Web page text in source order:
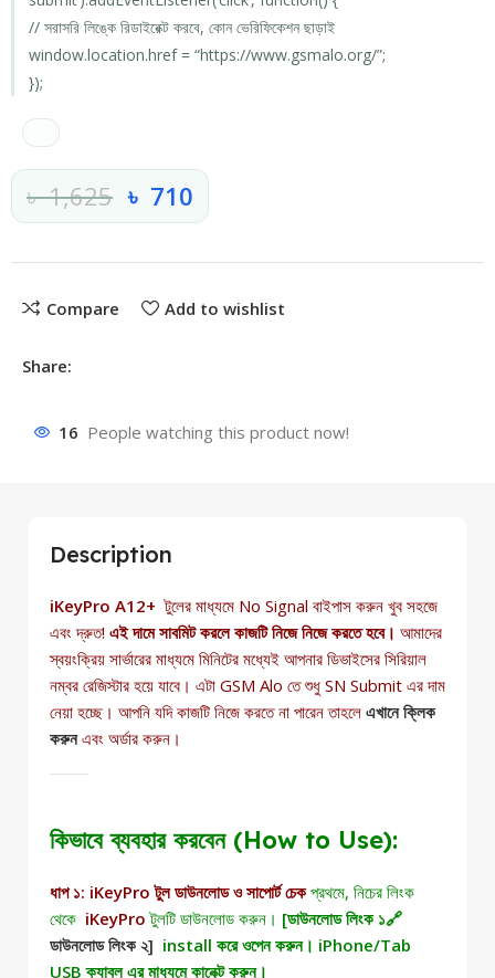
// সরাসরি লিঙ্কে রিডাইরেক্ট করবে, কোন ভেরিফিকেশন ছাড়াই
window.location.href = “https://www.gsmalo.org/”;
});
৳1,625 ৳ 710
Compare Add to wishlist
Share:
16 People watching this product now!
Description
iKeyPro A12+ টুলের মাধ্যমে No Signal বাইপাস করুন খুব সহজে
এবং দ্রুত! এই দামে সাবমিট করলে কাজটি নিজে নিজে করতে হবে। আমাদের
স্বয়ংক্রিয় সার্ভারের মাধ্যমে মিনিটের মধ্যেই আপনার ডিভাইসের সিরিয়াল
নম্বর রেজিস্টার হয়ে যাবে। এটা GSM Alo তে শুধু SN Submit এর দাম
নেয়া হচ্ছে। আপনি যদি কাজটি নিজে করতে না পারেন তাহলে এখানে ক্লিক
করুনএবং অর্ডার করুন।
কিভাবে ব্যবহার করবেন (How to Use):
ধাপ ১: iKeyPro টুল ডাউনলোড ও সাপোর্ট চেকপ্রথমে, নিচের লিংক
থেকে iKeyPro টুলটি ডাউনলোড করুন। [ডাউনলোড লিংক ১🔗
ডাউনলোড লিংক ২] install করে ওপেন করুন। iPhone/Tab
USB ক্যাবল এর মাধ্যমে কানেক্ট করুন।